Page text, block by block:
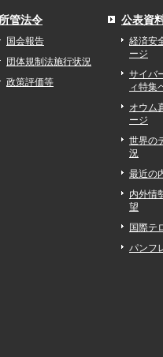
所管法令
国会報告
団体規制法施行状況
政策評価等
公表資
経済安
ージ
サイバ
ィ特集
オウム
ージ
世界の
況
最近の
内外情
望
国際テ
パンフ